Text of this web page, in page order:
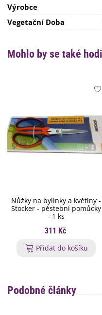
Výrobce
Vegetační Doba
Mohlo by se také
Nůžky na bylinky a květiny -
Stocker - pěstební pomůcky
- 1 ks
311 Kč
Přidat do košíku
Podobné články